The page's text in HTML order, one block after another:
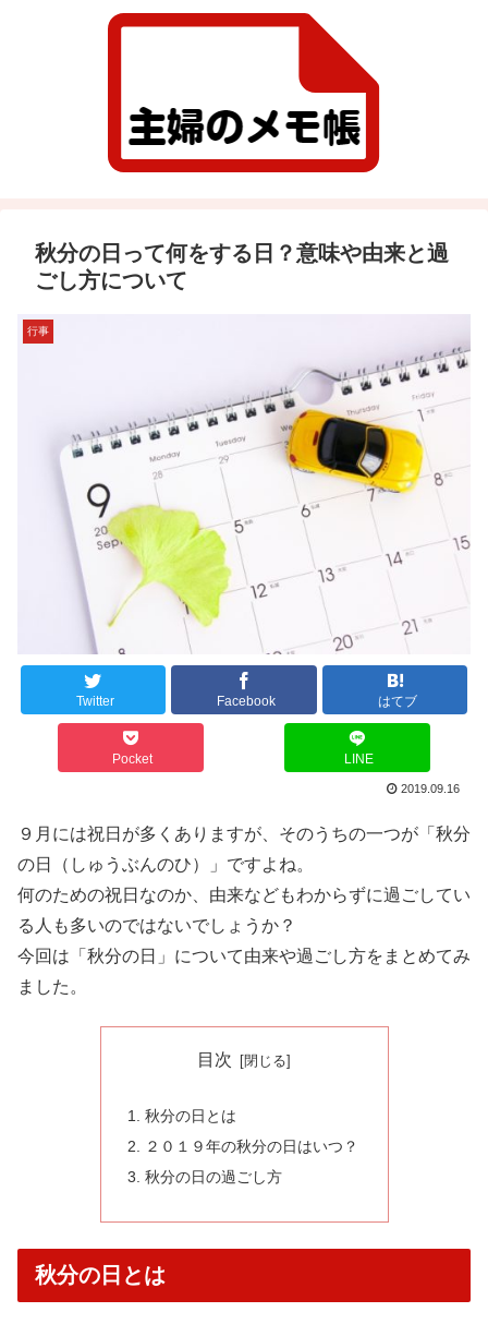
秋分の日って何をする日？意味や由来と過
ごし方について
行事
Twitter Facebook はてブ
Pocket LINE
2019.09.16
９月には祝日が多くありますが、そのうちの一つが「秋分
の日（しゅうぶんのひ）」ですよね。
何のための祝日なのか、由来などもわからずに過ごしてい
る人も多いのではないでしょうか？
今回は「秋分の日」について由来や過ごし方をまとめてみ
ました。
目次
秋分の日とは
２０１９年の秋分の日はいつ？
秋分の日の過ごし方
秋分の日とは